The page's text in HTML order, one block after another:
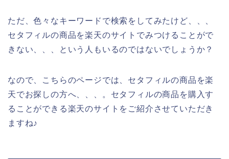
ただ、色々なキーワードで検索をしてみたけど、、、
セタフィルの商品を楽天のサイトでみつけることがで
きない、、、という人もいるのではないでしょうか？
なので、こちらのページでは、セタフィルの商品を楽
天でお探しの方へ、、、。セタフィルの商品を購入す
ることができる楽天のサイトをご紹介させていただき
ますね♪